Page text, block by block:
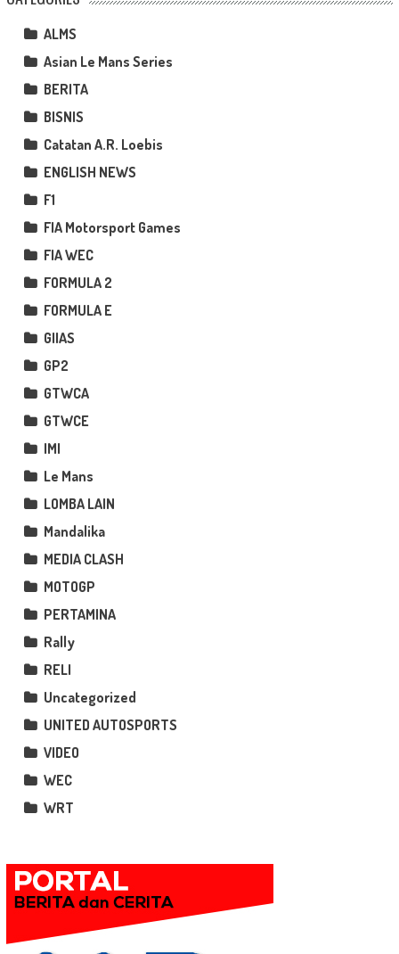
ALMS
Asian Le Mans Series
BERITA
BISNIS
Catatan A.R. Loebis
ENGLISH NEWS
F1
FIA Motorsport Games
FIA WEC
FORMULA 2
FORMULA E
GIIAS
GP2
GTWCA
GTWCE
IMI
Le Mans
LOMBA LAIN
Mandalika
MEDIA CLASH
MOTOGP
PERTAMINA
Rally
RELI
Uncategorized
UNITED AUTOSPORTS
VIDEO
WEC
WRT